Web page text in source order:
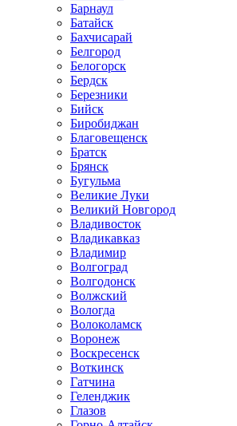
Барнаул
Батайск
Бахчисарай
Белгород
Белогорск
Бердск
Березники
Бийск
Биробиджан
Благовещенск
Братск
Брянск
Бугульма
Великие Луки
Великий Новгород
Владивосток
Владикавказ
Владимир
Волгоград
Волгодонск
Волжский
Вологда
Волоколамск
Воронеж
Воскресенск
Воткинск
Гатчина
Геленджик
Глазов